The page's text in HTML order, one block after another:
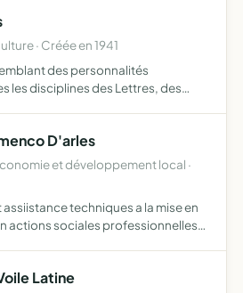
· Créée en 1941
des personnalités
les disciplines des Lettres, des
D'arles
et développement local ·
techniques a la mise en
actions sociales professionnelles
Latine